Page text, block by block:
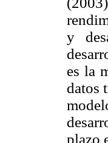
y
es la
datos
plazo